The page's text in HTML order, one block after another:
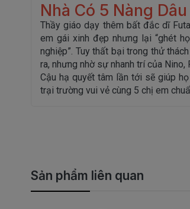
Nhà Có 5 Nàng
Thầy giáo dạy thêm bất đắc dĩ
em gái xinh đẹp nhưng lại “ghét
nghiệp”. Tuy thất bại trong thử
ra, nhưng nhờ sự nhanh trí của
Cậu hạ quyết tâm lần tới sẽ giúp
trại trường vui vẻ cùng 5 chị em
Sản phẩm liên quan